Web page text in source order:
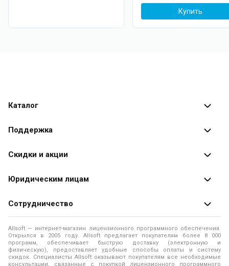
Купить
Каталог
Каталог программ
Поддержка
Оплата заказов
Доставка заказа
Помощь
Правила продажи
Политика использования файлов Cookie
Скидки и акции
Специальные
Юридическим лицам
Продажа программ юридическим лицам
О лицензировании программного обеспечения
Программы для компьютера
Контакты
Сотрудничество
О магазине
Адреса и телефоны
Новости
Allsoft — интернет-магазин лицензионного программного обеспечения.
Открылся в 2005 году. Allsoft предлагает покупателям более 8 000
программ, обеспечивает быструю доставку (электронную и
физическую), предоставляет удобные способы оплаты и систему
скидок. Специалисты Allsoft оказывают покупателям все необходимые
консультации, связанные с покупкой лицензионного программного